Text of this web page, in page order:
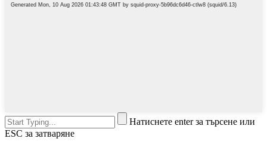
Натиснете enter за търсене или
ESC за затваряне